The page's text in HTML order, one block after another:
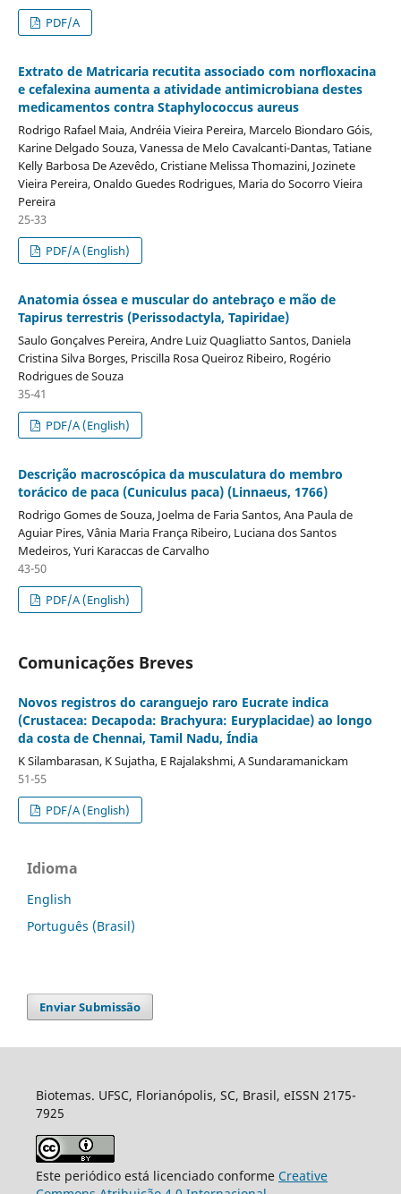
PDF/A
Extrato de Matricaria recutita associado com norfloxacina
e cefalexina aumenta a atividade antimicrobiana destes
medicamentos contra Staphylococcus aureus
Rodrigo Rafael Maia, Andréia Vieira Pereira, Marcelo Biondaro Góis,
Karine Delgado Souza, Vanessa de Melo Cavalcanti-Dantas, Tatiane
Kelly Barbosa De Azevêdo, Cristiane Melissa Thomazini, Jozinete
Vieira Pereira, Onaldo Guedes Rodrigues, Maria do Socorro Vieira
Pereira
25-33
PDF/A (English)
Anatomia óssea e muscular do antebraço e mão de
Tapirus terrestris (Perissodactyla, Tapiridae)
Saulo Gonçalves Pereira, Andre Luiz Quagliatto Santos, Daniela
Cristina Silva Borges, Priscilla Rosa Queiroz Ribeiro, Rogério
Rodrigues de Souza
35-41
PDF/A (English)
Descrição macroscópica da musculatura do membro
torácico de paca (Cuniculus paca) (Linnaeus, 1766)
Rodrigo Gomes de Souza, Joelma de Faria Santos, Ana Paula de
Aguiar Pires, Vânia Maria França Ribeiro, Luciana dos Santos
Medeiros, Yuri Karaccas de Carvalho
43-50
PDF/A (English)
Comunicações Breves
Novos registros do caranguejo raro Eucrate indica
(Crustacea: Decapoda: Brachyura: Euryplacidae) ao longo
da costa de Chennai, Tamil Nadu, Índia
K Silambarasan, K Sujatha, E Rajalakshmi, A Sundaramanickam
51-55
PDF/A (English)
Idioma
English
Português (Brasil)
Enviar Submissão
Biotemas. UFSC, Florianópolis, SC, Brasil, eISSN 2175-
7925
Este periódico está licenciado conforme Creative